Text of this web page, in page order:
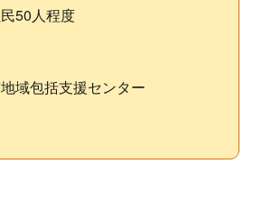
50人程度
地域包括支援センター